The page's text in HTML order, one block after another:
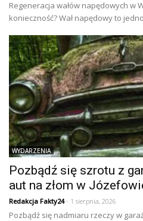
Regeneracja wałów napędowych w
konieczność? Wał napędowy to
WYDARZENIA
Pozbądź się szrotu z
aut na złom w
Redakcja Fakty24- 1 sierpnia, 2026
Pozbądź się nadmiaru rzeczy w